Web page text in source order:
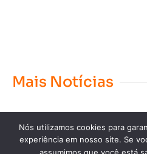
Mais Notícias
Nós utilizamos cookies para
experiência em nosso site. Se